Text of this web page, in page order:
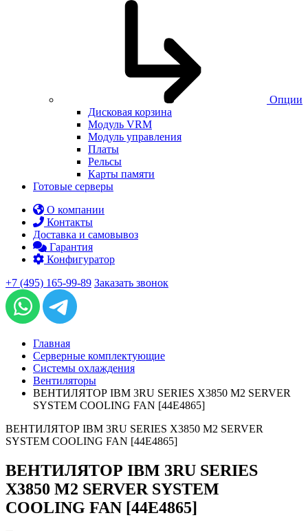
Опции
Дисковая корзина
Модуль VRM
Модуль управления
Платы
Рельсы
Карты памяти
Готовые серверы
О компании
Контакты
Доставка и самовывоз
Гарантия
Конфигуратор
+7 (495) 165-99-89 Заказать звонок
Главная
Серверные комплектующие
Системы охлаждения
Вентиляторы
ВЕНТИЛЯТОР IBM 3RU SERIES X3850 M2 SERVER
SYSTEM COOLING FAN [44E4865]
ВЕНТИЛЯТОР IBM 3RU SERIES X3850 M2 SERVER
SYSTEM COOLING FAN [44E4865]
ВЕНТИЛЯТОР IBM 3RU SERIES
X3850 M2 SERVER SYSTEM
COOLING FAN [44E4865]